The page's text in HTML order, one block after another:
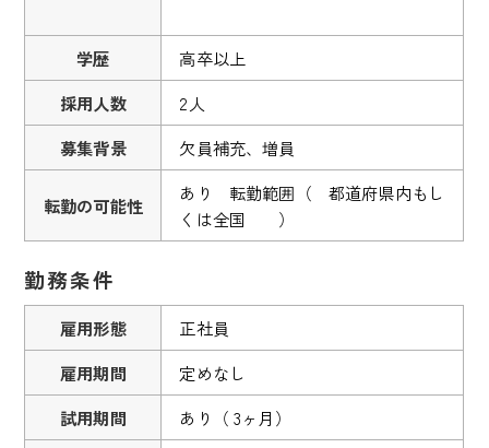
学歴
高卒以上
採用人数
2人
募集背景
欠員補充、増員
転勤の可能性
あり 転勤範囲（ 都道府県内もし
くは全国 ）
勤務条件
雇用形態
正社員
雇用期間
定めなし
試用期間
あり（ 3ヶ月）